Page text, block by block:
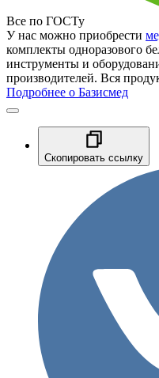
Все по ГОСТу
У нас можно приобрести
комплекты одноразового
инструменты и
производителей. Вся
Подробнее о Базисмед
Скопировать ссылку